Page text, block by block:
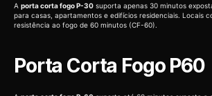
A porta corta fogo P-30 suporta apenas 30 minutos
para casas, apartamentos e edifícios residenciais. Locais
resistência ao fogo de 60 minutos (CF-60).
Porta Corta Fogo P60